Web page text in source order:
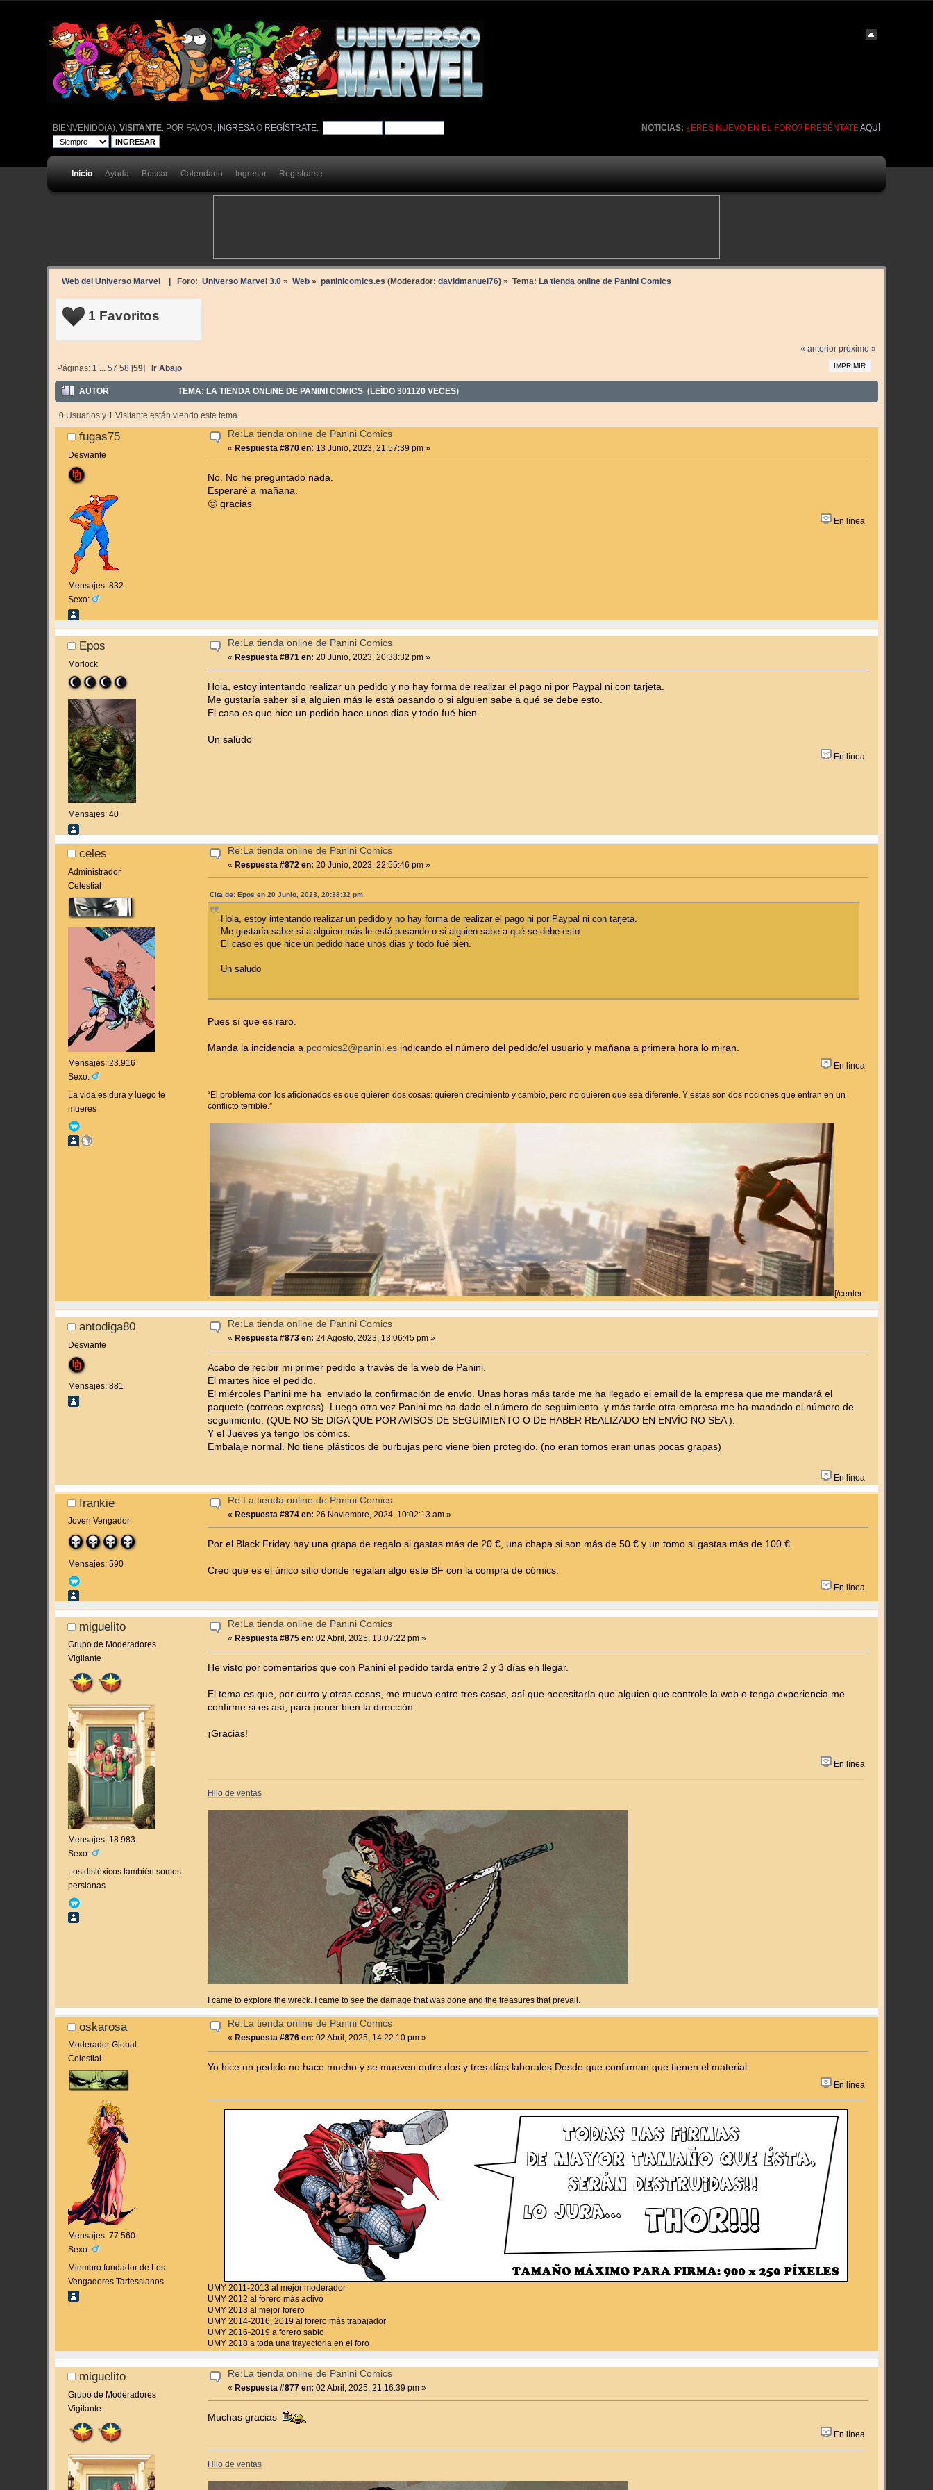
NOTICIAS: ¿ERES NUEVO EN EL FORO? PRESÉNTATEAQUÍ
BIENVENIDO(A), VISITANTE. POR FAVOR, INGRESAO REGÍSTRATE.
Inicio Ayuda Buscar Calendario Ingresar Registrarse
Web del Universo Marvel | Foro: Universo Marvel 3.0» Web» paninicomics.es (Moderador: davidmanuel76) » Tema: La tienda online de Panini Comics
1 Favoritos
« anterior próximo »
IMPRIMIR
Páginas: 1 ... 57 58[59] Ir Abajo
AUTOR TEMA: LA TIENDA ONLINE DE PANINI COMICS (LEÍDO 301120 VECES)
0 Usuarios y 1 Visitante están viendo este tema.
fugas75
Desviante
Mensajes: 832
Sexo:
Re:La tienda online de Panini Comics
«Respuesta #870 en: 13 Junio, 2023, 21:57:39 pm »
No. No he preguntado nada.
Esperaré a mañana.
🙂 gracias
En línea
Epos
Morlock
Mensajes: 40
Re:La tienda online de Panini Comics
«Respuesta #871 en: 20 Junio, 2023, 20:38:32 pm »
Hola, estoy intentando realizar un pedido y no hay forma de realizar el pago ni por Paypal ni con tarjeta.
Me gustaría saber si a alguien más le está pasando o si alguien sabe a qué se debe esto.
El caso es que hice un pedido hace unos dias y todo fué bien.
Un saludo
En línea
celes
Administrador
Celestial
Mensajes: 23.916
Sexo:
La vida es dura y luego te
mueres
Re:La tienda online de Panini Comics
«Respuesta #872 en: 20 Junio, 2023, 22:55:46 pm »
Cita de: Epos en 20 Junio, 2023, 20:38:32 pm
Hola, estoy intentando realizar un pedido y no hay forma de realizar el pago ni por Paypal ni con tarjeta.
Me gustaría saber si a alguien más le está pasando o si alguien sabe a qué se debe esto.
El caso es que hice un pedido hace unos dias y todo fué bien.
Un saludo
Pues sí que es raro.
Manda la incidencia a pcomics2@panini.es indicando el número del pedido/el usuario y mañana a primera hora lo miran.
En línea
“El problema con los aficionados es que quieren dos cosas: quieren crecimiento y cambio, pero no quieren que sea diferente. Y estas son dos nociones que entran en un
conflicto terrible.”
[/center
antodiga80
Desviante
Mensajes: 881
Re:La tienda online de Panini Comics
« Respuesta #873 en: 24 Agosto, 2023, 13:06:45 pm »
Acabo de recibir mi primer pedido a través de la web de Panini.
El martes hice el pedido.
El miércoles Panini me ha enviado la confirmación de envío. Unas horas más tarde me ha llegado el email de la empresa que me mandará el
paquete (correos express). Luego otra vez Panini me ha dado el número de seguimiento. y más tarde otra empresa me ha mandado el número de
seguimiento. (QUE NO SE DIGA QUE POR AVISOS DE SEGUIMIENTO O DE HABER REALIZADO EN ENVÍO NO SEA ).
Y el Jueves ya tengo los cómics.
Embalaje normal. No tiene plásticos de burbujas pero viene bien protegido. (no eran tomos eran unas pocas grapas)
En línea
frankie
Joven Vengador
Mensajes: 590
Re:La tienda online de Panini Comics
«Respuesta #874 en: 26 Noviembre, 2024, 10:02:13 am »
Por el Black Friday hay una grapa de regalo si gastas más de 20 €, una chapa si son más de 50 € y un tomo si gastas más de 100 €.
Creo que es el único sitio donde regalan algo este BF con la compra de cómics.
En línea
miguelito
Grupo de Moderadores
Vigilante
Mensajes: 18.983
Sexo:
Los disléxicos también somos
persianas
Re:La tienda online de Panini Comics
«Respuesta #875 en: 02 Abril, 2025, 13:07:22 pm »
He visto por comentarios que con Panini el pedido tarda entre 2 y 3 días en llegar.
El tema es que, por curro y otras cosas, me muevo entre tres casas, así que necesitaría que alguien que controle la web o tenga experiencia me
confirme si es así, para poner bien la dirección.
¡Gracias!
En línea
Hilo de ventas
I came to explore the wreck. I came to see the damage that was done and the treasures that prevail.
oskarosa
Moderador Global
Celestial
Mensajes: 77.560
Sexo:
Miembro fundador de Los
Vengadores Tartessianos
Re:La tienda online de Panini Comics
« Respuesta #876 en: 02 Abril, 2025, 14:22:10 pm »
Yo hice un pedido no hace mucho y se mueven entre dos y tres días laborales.Desde que confirman que tienen el material.
En línea
UMY 2011-2013 al mejor moderador
UMY 2012 al forero más activo
UMY 2013 al mejor forero
UMY 2014-2016, 2019 al forero más trabajador
UMY 2016-2019 a forero sabio
UMY 2018 a toda una trayectoria en el foro
miguelito
Grupo de Moderadores
Vigilante
Re:La tienda online de Panini Comics
« Respuesta #877 en: 02 Abril, 2025, 21:16:39 pm »
Muchas gracias
En línea
Hilo de ventas